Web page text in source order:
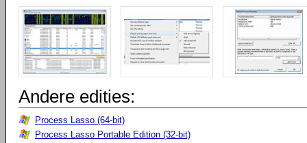
Andere edities:
Process Lasso (64-bit)
Process Lasso Portable Edition (32-bit)